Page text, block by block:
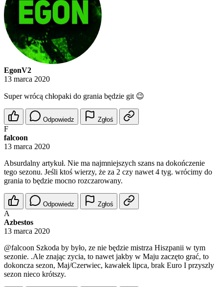
EgonV2
13 marca 2020
Super wrócą chłopaki do grania będzie git 😉
Odpowiedz Zgłoś
F
falcoon
13 marca 2020
Absurdalny artykuł. Nie ma najmniejszych szans na dokończenie
tego sezonu. Jeśli ktoś wierzy, że za 2 czy nawet 4 tyg. wrócimy do
grania to będzie mocno rozczarowany.
Odpowiedz Zgłoś
A
Azbestos
13 marca 2020
@falcoon Szkoda by było, ze nie będzie mistrza Hiszpanii w tym
sezonie. .Ale znając zycia, to nawet jakby w Maju zaczęto grać, to
dokoncza sezon, Maj/Czerwiec, kawałek lipca, brak Euro I przyszly
sezon nieco krótszy.